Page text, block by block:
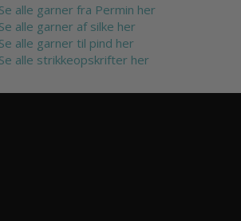
Se alle garner fra Permin her
Se alle garner af silke her
Se alle garner til pind her
Se alle strikkeopskrifter her